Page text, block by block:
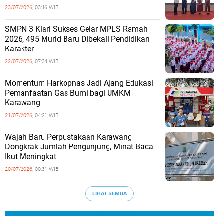
23/07/2026, 03:16 WIB
SMPN 3 Klari Sukses Gelar MPLS Ramah
2026, 495 Murid Baru Dibekali Pendidikan
Karakter
22/07/2026, 07:34 WIB
Momentum Harkopnas Jadi Ajang Edukasi
Pemanfaatan Gas Bumi bagi UMKM
Karawang
21/07/2026, 04:21 WIB
Wajah Baru Perpustakaan Karawang
Dongkrak Jumlah Pengunjung, Minat Baca
Ikut Meningkat
20/07/2026, 00:31 WIB
LIHAT SEMUA